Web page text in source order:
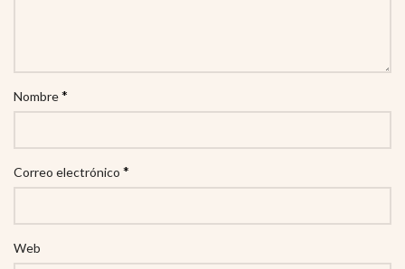
Nombre*
Correo electrónico *
Web